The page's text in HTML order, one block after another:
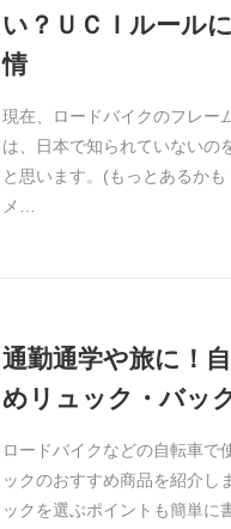
い？ＵＣＩルール
情
現在、ロードバイクのフレー
は、日本で知られていないの
と思います。(もっとあるか
メ…
通勤通学や旅に！
めリュック・バッ
ロードバイクなどの自転車で
ックのおすすめ商品を紹介し
ックを選ぶポイントも簡単に